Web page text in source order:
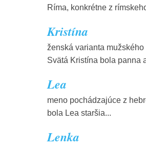
Ríma, konkrétne z
Kristína
ženská varianta
Svätá Kristína bola panna
Lea
meno pochádzajúce z
bola Lea staršia...
Lenka